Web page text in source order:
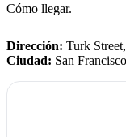
Cómo llegar.
Dirección: Turk
Ciudad: San Francisco